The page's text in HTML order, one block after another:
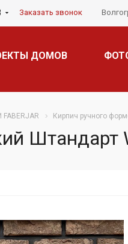
Заказать звонок
ДОМОВ
Кирпич ручного
Штандарт